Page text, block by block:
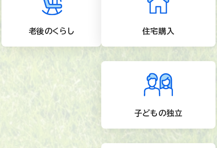
老後のくらし 住宅購入
子どもの独立